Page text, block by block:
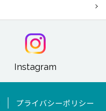
Instagram
プライバシーポリシー